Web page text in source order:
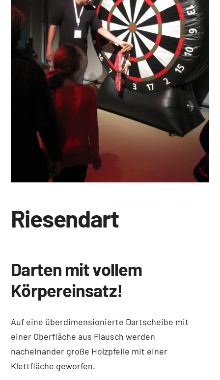
Riesendart
Darten mit vollem
Körpereinsatz!
Auf eine überdimensionierte Dartscheibe mit
einer Oberfläche aus Flausch werden
nacheinander große Holzpfeile mit einer
Klettfläche geworfen.